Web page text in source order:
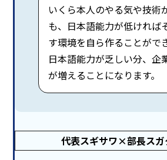
いくら本人のやる気や技術
も、日本語能力が低ければ
す環境を自ら作ることがで
日本語能力が乏しい分、企
が増えることになります。
代表スギサワ×部長スガ